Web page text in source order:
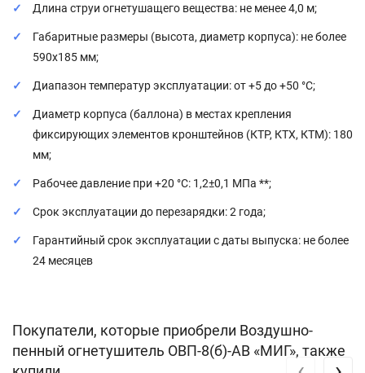
Длина струи огнетушащего вещества: не менее 4,0 м;
Габаритные размеры (высота, диаметр корпуса): не более
590х185 мм;
Диапазон температур эксплуатации: от +5 до +50 °C;
Диаметр корпуса (баллона) в местах крепления
фиксирующих элементов кронштейнов (КТР, КТХ, КТМ): 180
мм;
Рабочее давление при +20 °C: 1,2±0,1 МПа **;
Срок эксплуатации до перезарядки: 2 года;
Гарантийный срок эксплуатации с даты выпуска: не более
24 месяцев
Покупатели, которые приобрели Воздушно-
пенный огнетушитель ОВП-8(б)-АB «МИГ», также